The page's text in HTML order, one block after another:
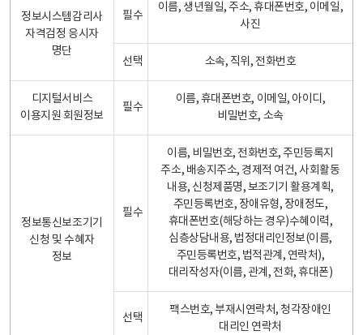
정보시스템감리사
자격검정 응시자
명단
필수
이름, 생년월일, 주소, 휴대폰번호, 이메일,
사진
선택 소속, 직위, 전화번호
디지털서비스
이용지원 회원정보
필수
이름, 휴대폰번호, 이메일, 아이디,
비밀번호, 소속
정보통신보조기기
신청 및 수혜자
정보
필수
이름, 비밀번호, 전화번호, 주민등록지
주소, 배송지주소, 경제적 여건, 사회활동
내용, 신청제품명, 보조기기 활용계획,
주민등록번호, 장애유형, 장애정도,
휴대폰번호(해당하는 경우)수혜이력,
심층상담내용, 법정대리인정보(이름,
주민등록번호, 법적관계, 연락처),
대리작성자(이름, 관계, 전화, 휴대폰)
선택
팩스번호, 부재시연락처, 청각장애인
대리인 연락처